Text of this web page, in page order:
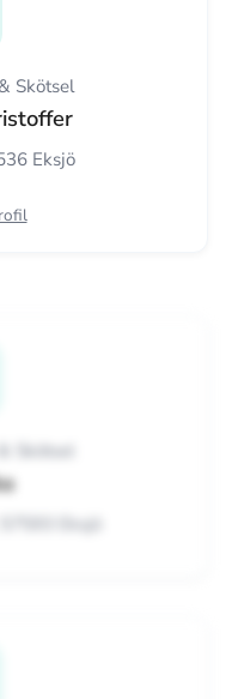
Skötsel
Eksjö
Skötsel
Eksjö